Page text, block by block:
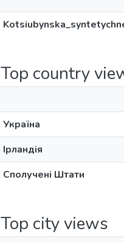
Top country
Україна
Ірландія
Сполучені Штати
Top city views